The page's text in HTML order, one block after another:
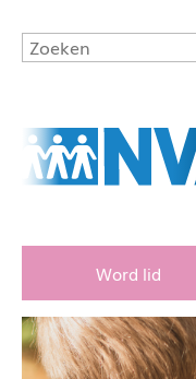
Word lid